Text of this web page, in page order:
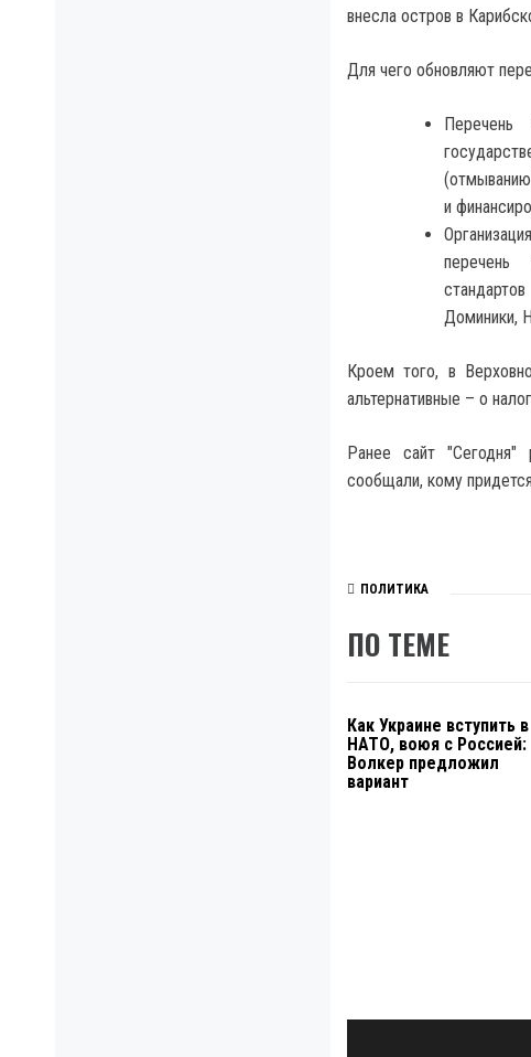
внесла остров в
Для чего обновляют
и
перечень
Доминики,
Кроем того, в
альтернативные – о
Ранее сайт "Сегодня"
сообщали, кому
ПОЛИТИКА
ПО ТЕМЕ
Как Украине вступить в
НАТО, воюя с Россией:
Волкер предложил
вариант
Навигация